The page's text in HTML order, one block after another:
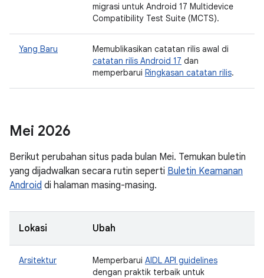
migrasi untuk Android 17 Multidevice
Compatibility Test Suite (MCTS).
Yang Baru
Memublikasikan catatan rilis awal di
catatan rilis Android 17 dan
memperbarui Ringkasan catatan rilis.
Mei 2026
Berikut perubahan situs pada bulan Mei. Temukan buletin
yang dijadwalkan secara rutin seperti Buletin Keamanan
Android di halaman masing-masing.
Lokasi Ubah
Arsitektur Memperbarui AIDL API guidelines
dengan praktik terbaik untuk